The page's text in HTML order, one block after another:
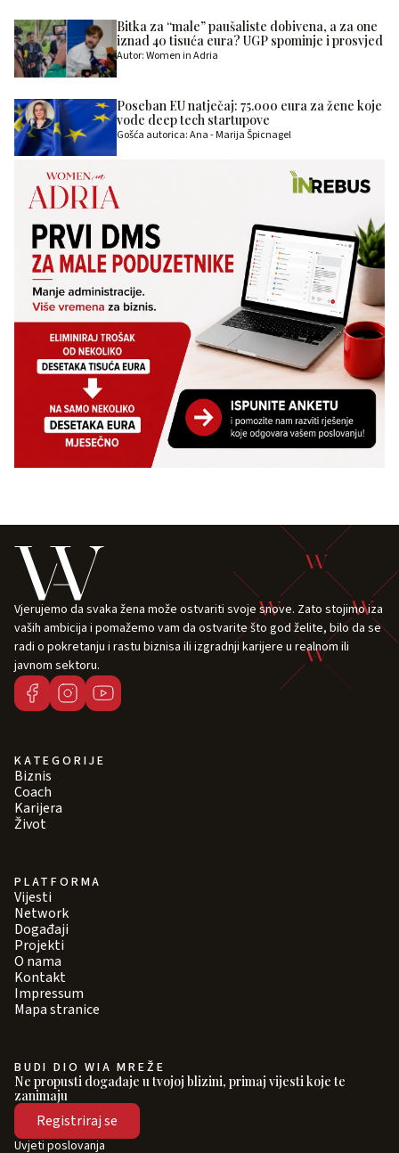
Bitka za “male” paušaliste dobivena, a za one
iznad 40 tisuća eura? UGP spominje i prosvjed
Autor: Women in Adria
Poseban EU natječaj: 75.000 eura za žene koje
vode deep tech startupove
Gošća autorica: Ana - Marija Špicnagel
Vjerujemo da svaka žena može ostvariti svoje snove. Zato stojimo iza
vaših ambicija i pomažemo vam da ostvarite što god želite, bilo da se
radi o pokretanju i rastu biznisa ili izgradnji karijere u realnom ili
javnom sektoru.
KATEGORIJE
Biznis
Coach
Karijera
Život
PLATFORMA
Vijesti
Network
Događaji
Projekti
O nama
Kontakt
Impressum
Mapa stranice
BUDI DIO WIA MREŽE
Ne propusti događaje u tvojoj blizini, primaj vijesti koje te
zanimaju
Registriraj se
Uvjeti poslovanja